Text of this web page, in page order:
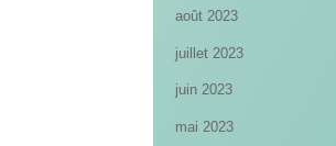
août 2023
juillet 2023
juin 2023
mai 2023